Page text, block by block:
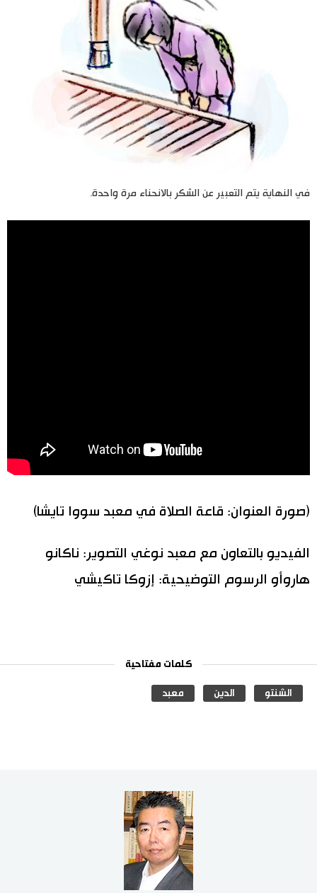
في النهاية يتم التعبير عن الشكر بالانحناء مرة واحدة.
(صورة العنوان: قاعة الصلاة في معبد سووا تايشا)
الفيديو بالتعاون مع معبد نوغي التصوير: ناكانو
هاروأو الرسوم التوضيحية: إزوكا تاكيشي
كلمات مفتاحية
الشنتو الدين معبد